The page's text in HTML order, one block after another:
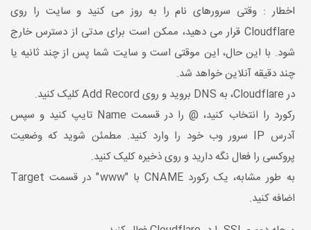
اخطار : وقتی سرورهای نام را به روز می کنید و سایت را روی
Cloudflare قرار می دهید، ممکن است برای مدتی از دسترس خارج
شود. با این حال، این موقتی است و سایت شما پس از چند ثانیه یا
چند دقیقه آنلاین خواهد شد.
در Cloudflare، به DNS بروید و روی Add Record کلیک کنید.
رکورد را انتخاب کنید، @ را در قسمت Name تایپ کنید و سپس
آدرس IP سرور وب خود را وارد کنید. مطمئن شوید که وضعیت
پروکسی را فعال نگه دارید و روی ذخیره کلیک کنید.
به طور مشابه، یک رکورد CNAME با "www" در قسمت Target
اضافه کنید.